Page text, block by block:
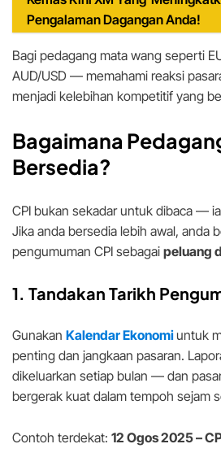
Pengalaman Dagangan Anda!
Bagi pedagang mata wang seperti
AUD/USD — memahami reaksi
menjadi kelebihan kompetitif yang
Bagaimana
Bersedia?
CPI bukan sekadar untuk dibaca —
Jika anda bersedia lebih awal, anda
pengumuman CPI sebagai peluang
1. Tandakan Tarikh
Gunakan Kalendar Ekonomiuntuk
penting dan jangkaan pasaran.
dikeluarkan setiap bulan — dan
bergerak kuat dalam tempoh sejam
Contoh terdekat: 12 Ogos 2025 –